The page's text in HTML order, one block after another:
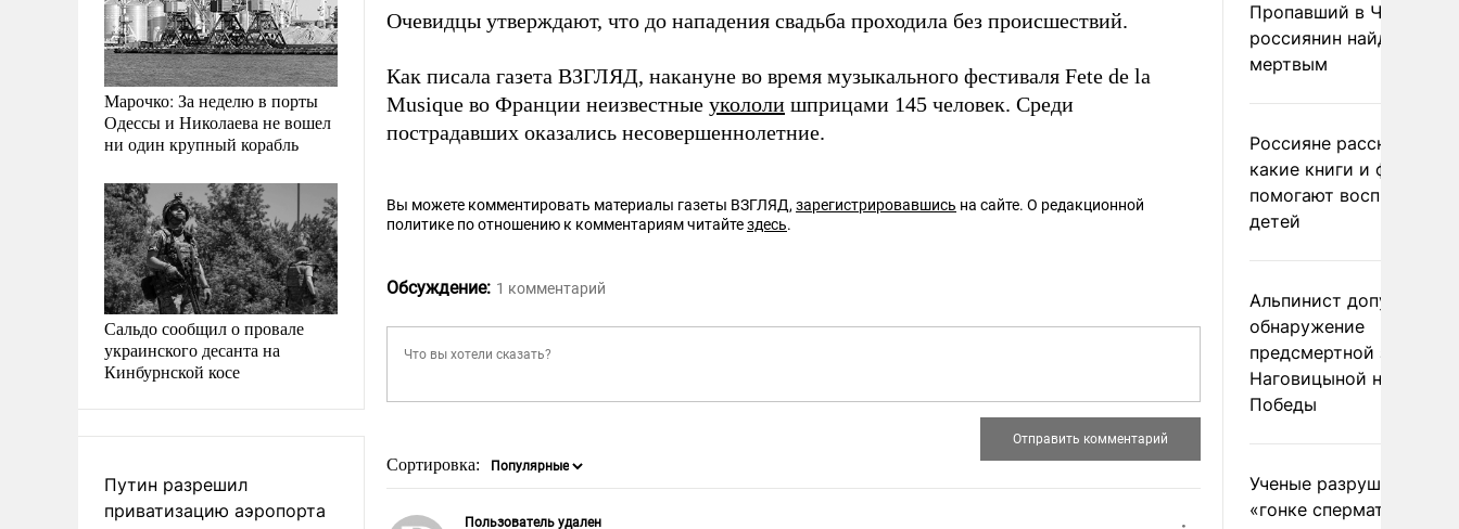
Марочко: За неделю в порты
Одессы и Николаева не вошел
ни один крупный корабль
Сальдо сообщил о провале
украинского десанта на
Кинбурнской косе
Путин разрешил
приватизацию аэропорта
Очевидцы утверждают, что до нападения свадьба проходила без происшествий.
Как писала газета ВЗГЛЯД, накануне во время музыкального фестиваля Fete de la
Musique во Франции неизвестные укололи шприцами 145 человек. Среди
пострадавших оказались несовершеннолетние.
Вы можете комментировать материалы газеты ВЗГЛЯД, зарегистрировавшись на сайте. О редакционной
политике по отношению к комментариям читайтездесь.
Обсуждение: 1 комментарий
Сортировка:
Пользователь удален
Пропавший в
россиянин найден
мертвым
Россияне рассказали,
какие книги и фильмы
помогают воспитывать
детей
Альпинист допустил
обнаружение
предсмертной записки
Наговицыной на пике
Победы
Ученые разрушили миф
«гонке